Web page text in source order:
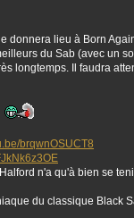
donnera lieu à Born
du Sab (avec un
longtemps. Il faudra
brqwnOSUCT8
n'a qu'à bien se
du classique Black